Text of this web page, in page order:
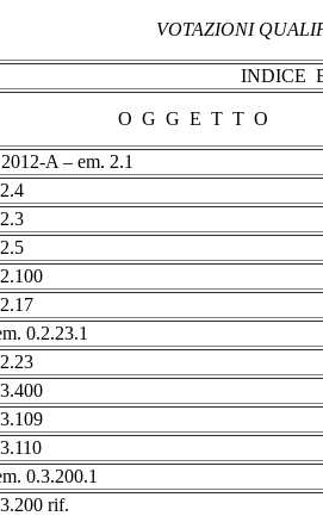
VOTAZIONI
INDICE
O G G E T T O
A – em. 2.1
0.2.23.1
0.3.200.1
rif.